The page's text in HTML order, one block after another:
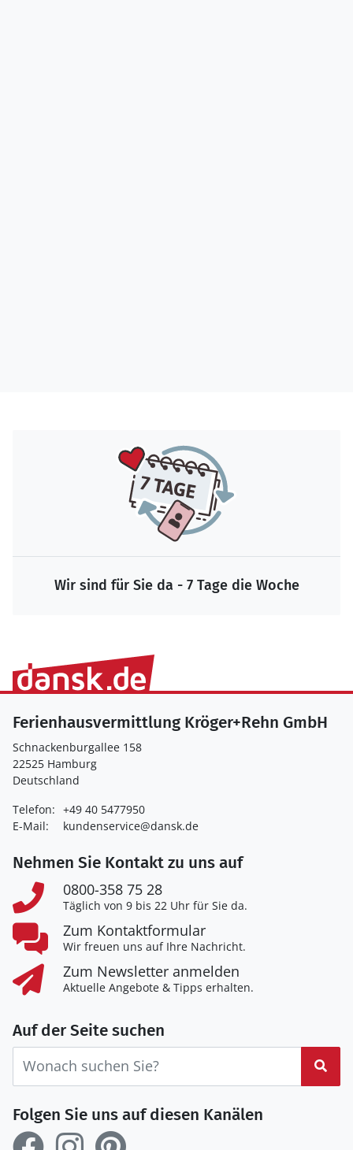
Wir sind für Sie da - 7 Tage die Woche
Ferienhausvermittlung Kröger+Rehn GmbH
Schnackenburgallee 158
22525 Hamburg
Deutschland
Telefon: +49 40 5477950
E-Mail:
kundenservice@dansk.de
Nehmen Sie Kontakt zu uns auf
0800-358 75 28
Täglich von 9 bis 22 Uhr für Sie da.
Zum Kontaktformular
Wir freuen uns auf Ihre Nachricht.
Zum Newsletter anmelden
Aktuelle Angebote & Tipps erhalten.
Auf der Seite suchen
Folgen Sie uns auf diesen Kanälen